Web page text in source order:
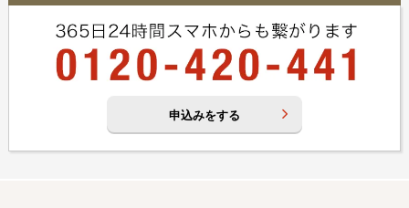
申込みをする